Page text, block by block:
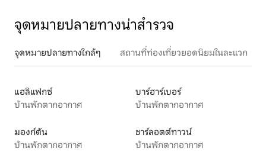
จุดหมายปลายทางน่าสำรวจ
จุดหมายปลายทางใกล้ๆ สถานที่ท่องเที่ยวยอดนิยมในละแวก
แฮลิแฟกซ์
บ้านพักตากอากาศ
บาร์ฮาร์เบอร์
บ้านพักตากอากาศ
มองก์ตัน
บ้านพักตากอากาศ
ชาร์ลอตต์ทาวน์
บ้านพักตากอากาศ